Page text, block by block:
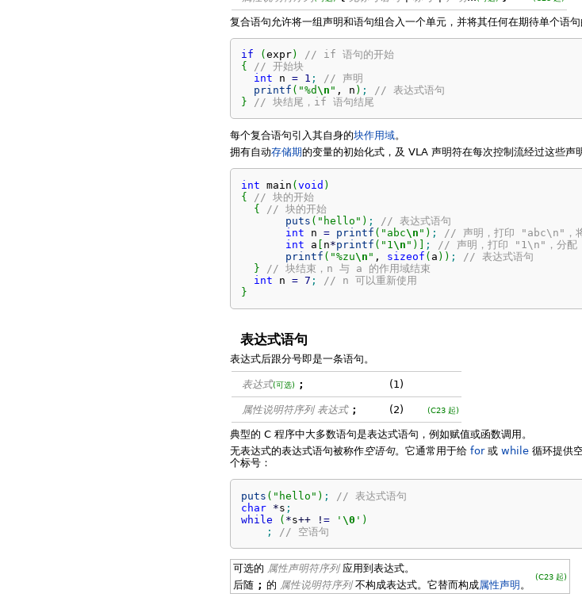
复合语句允许将一组声明和语句组合入一个单元，并将其任何在期待单个语
if ( expr)
// if 语句的开始
{
// 开始块
int n = 1 ;
// 声明
printf ( "%d\n " , n ) ;
// 表达式语句
}
// 块结尾，if 语句结尾
每个复合语句引入其自身的块作用域。
拥有自动存储期的变量的初始化式，及 VLA 声明符在每次控制流经过这些声
int main ( void )
{
// 块的开始
{
// 块的开始
puts ( "hello" ) ;
// 表达式语句
int n = printf ( "abc\n " ) ;
// 声明，打印 "abc\n"，
int a n*printf ( "1 \n " ) ;
// 声明，打印 "1\n"，分
printf ( "%zu\n " , sizeof ( a ) ) ;
// 表达式语句
}
// 块结束，n 与 a 的作用域结束
int n = 7 ;
// n 可以重新使用
}
表达式语句
表达式后跟分号即是一条语句。
表达式(可选) ; (1)
属性说明符序列 表达式 ; (2) (C23 起)
典型的 C 程序中大多数语句是表达式语句，例如赋值或函数调用。
无表达式的表达式语句被称作空语句。它通常用于给 for或 while 循环提供
个标号：
puts ( "hello" ) ;
// 表达式语句
char
*s ;
while
( *s++ ! = ' \0 ' )
;
// 空语句
可选的 属性声明符序列应用到表达式。
后随 ; 的 属性说明符序列不构成表达式。它替而构成属性声明 。
(C23 起)